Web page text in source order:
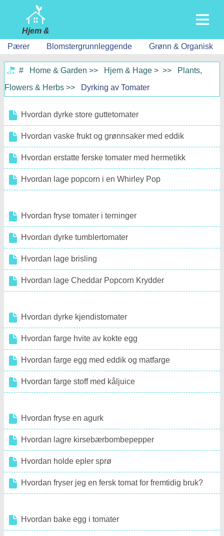
Hjem &
Hage
Hjem
Bygging & Ombygging
Hvitevarer
Hjemdesign & Dekor
Landskapsarbeid & Utendørsbygg
Hjemmehobbyer
Pærer Blomstergrunnleggende Grønn & Organisk
# Home & Garden >> Hjem & Hage > >>
Plants,
Flowers & Herbs >> Dyrking av Tomater
Hvordan dyrke store guttetomater
Hvordan vaske frukt og grønnsaker med eddik
Hvordan erstatte ferske tomater med hermetikk
Hvordan lage popcorn i en Whirley Pop
Hvordan fryse tomater i terninger
Hvordan dyrke tumblertomater
Hvordan lage brisling
Hvordan lage Cheddar Popcorn Krydder
Hvordan dyrke kjendistomater
Hvordan farge hvite av kokte egg
Hvordan farge egg med eddik og matfarge
Hvordan farge stoff med kåljuice
Hvordan fryse en agurk
Hvordan lagre kirsebærbombepepper
Hvordan holde epler sprø
Hvordan fryser jeg en fersk tomat for fremtidig bruk?
Hvordan bake egg i tomater